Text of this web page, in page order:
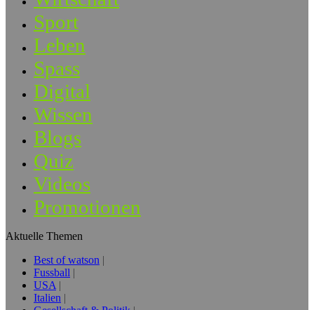
Sport
Leben
Spass
Digital
Wissen
Blogs
Quiz
Videos
Promotionen
Aktuelle Themen
Best of watson
Fussball
USA
Italien